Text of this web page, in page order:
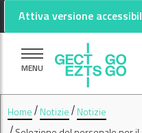
Vai al contenuto principale
Vai al footer
Attiva versione
MENU
Home Notizie
Notizie